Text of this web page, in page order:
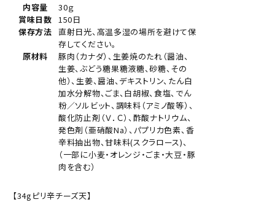
内容量
30ｇ
賞味日数
150日
保存方法 直射日光、高温多湿の場所を避けて保
存してください。
原材料
豚肉（カナダ）、生姜焼のたれ（醤油、
生姜、ぶどう糖果糖液糖、砂糖、その
他）、生姜、醤油、デキストリン、たん白
加水分解物、ごま、白胡椒、食塩、でん
粉／ソルビット、調味料（アミノ酸等）、
酸化防止剤（Ｖ．Ｃ）、酢酸ナトリウム、
発色剤（亜硝酸Na）、パプリカ色素、香
辛料抽出物、甘味料(スクラロース)、
（一部に小麦・オレンジ・ごま・大豆・豚
肉を含む）
【34gピリ辛チーズ天】